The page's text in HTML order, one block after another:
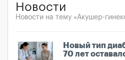
Новости
Новости на тему «Акушер-
Новый тип
70 лет